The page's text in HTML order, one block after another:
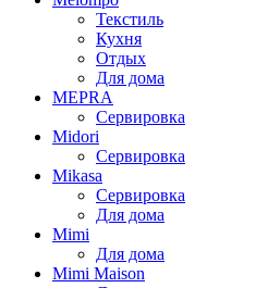
Текстиль
Кухня
Отдых
Для дома
MEPRA
Сервировка
Midori
Сервировка
Mikasa
Сервировка
Для дома
Mimi
Для дома
Mimi Maison